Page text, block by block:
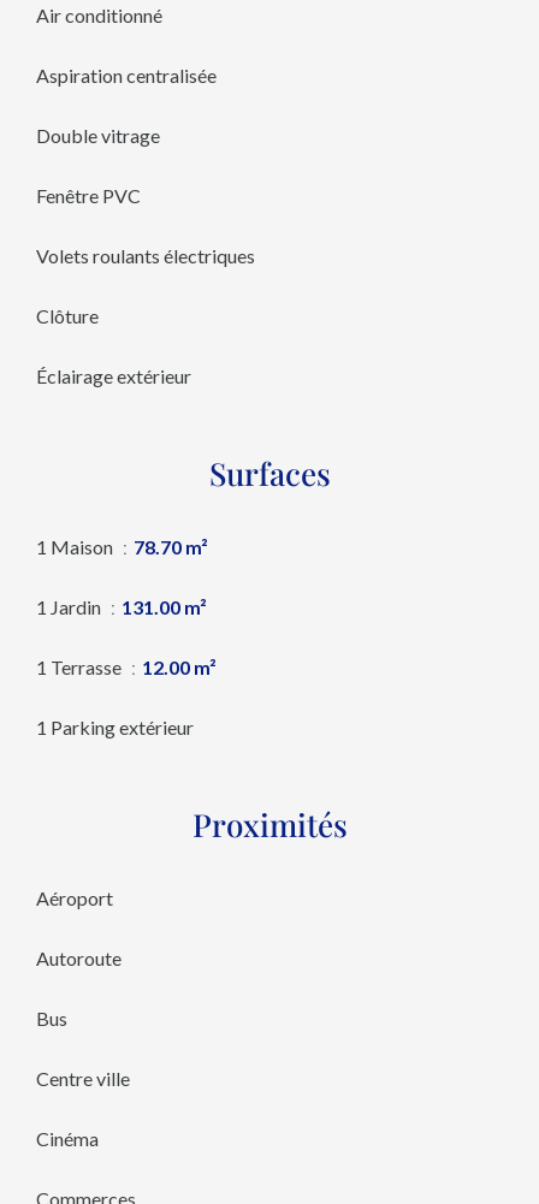
Air conditionné
Aspiration centralisée
Double vitrage
Fenêtre PVC
Volets roulants électriques
Clôture
Éclairage extérieur
Surfaces
1 Maison 78.70 m²
1 Jardin 131.00 m²
1 Terrasse 12.00 m²
1 Parking extérieur
Proximités
Aéroport
Autoroute
Bus
Centre ville
Cinéma
Commerces